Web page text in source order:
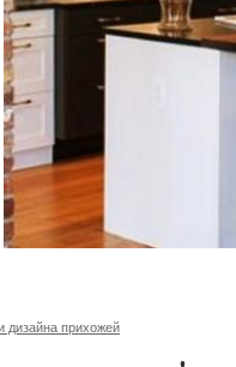
дизайна прихожей